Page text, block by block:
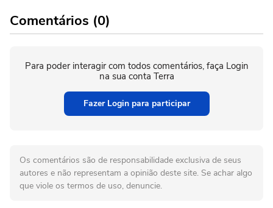
Comentários (0)
Para poder interagir com todos comentários, faça Login
na sua conta Terra
Fazer Login para participar
Os comentários são de responsabilidade exclusiva de seus
autores e não representam a opinião deste site. Se achar algo
que viole os termos de uso, denuncie.